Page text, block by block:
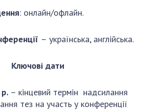
користування
НАН України
діяльності
в НАН України
кадрів
: онлайн/офлайн.
– українська, англійська.
Ключові дати
– кінцевий термін надсилання
тез на участь у конференції